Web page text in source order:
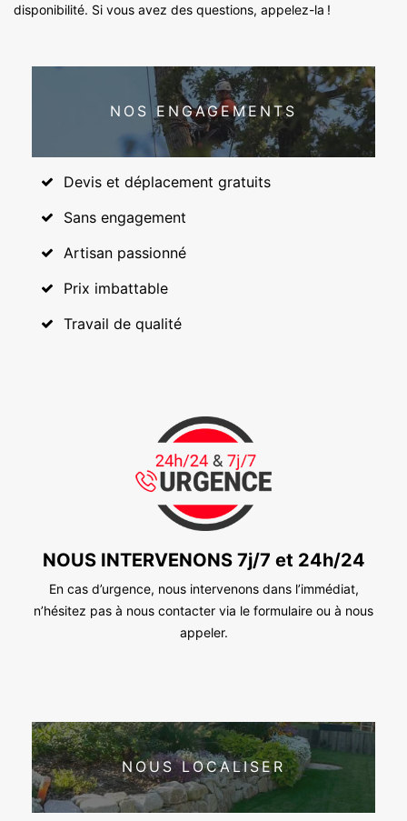
disponibilité. Si vous avez des questions, appelez-la !
NOS ENGAGEMENTS
Devis et déplacement gratuits
Sans engagement
Artisan passionné
Prix imbattable
Travail de qualité
NOUS INTERVENONS 7j/7 et 24h/24
En cas d’urgence, nous intervenons dans l’immédiat,
n’hésitez pas à nous contacter via le formulaire ou à nous
appeler.
NOUS LOCALISER